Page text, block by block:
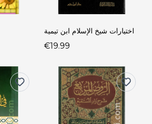
اختيارات شيخ الإسلام ابن تيمية
€19.99